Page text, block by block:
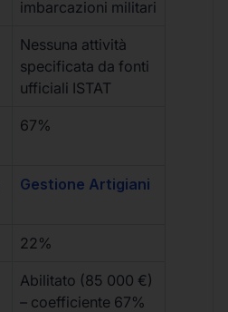
imbarcazioni militari
Nessuna attività
specificata da fonti
ufficiali ISTAT
67%
Gestione Artigiani
22%
Abilitato (85 000 €)
– coefficiente 67%